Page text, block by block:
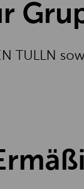
TULLN